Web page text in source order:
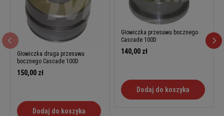
Głowiczka druga przesuwu
bocznego Cascade 100D
150,00 zł
Dodaj do koszyka
Głowiczka przesuwu bocznego
Cascade 100D
140,00 zł
Dodaj do koszyka